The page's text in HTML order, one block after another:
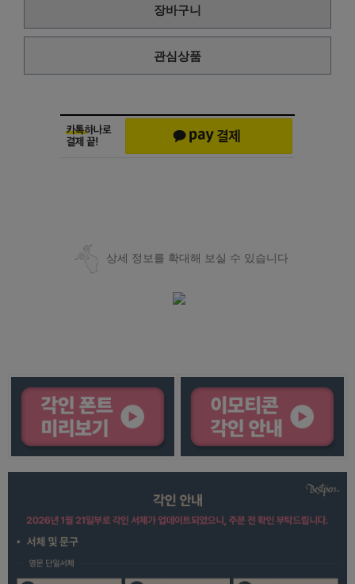
장바구니
관심상품
상세 정보를 확대해 보실 수 있습니다